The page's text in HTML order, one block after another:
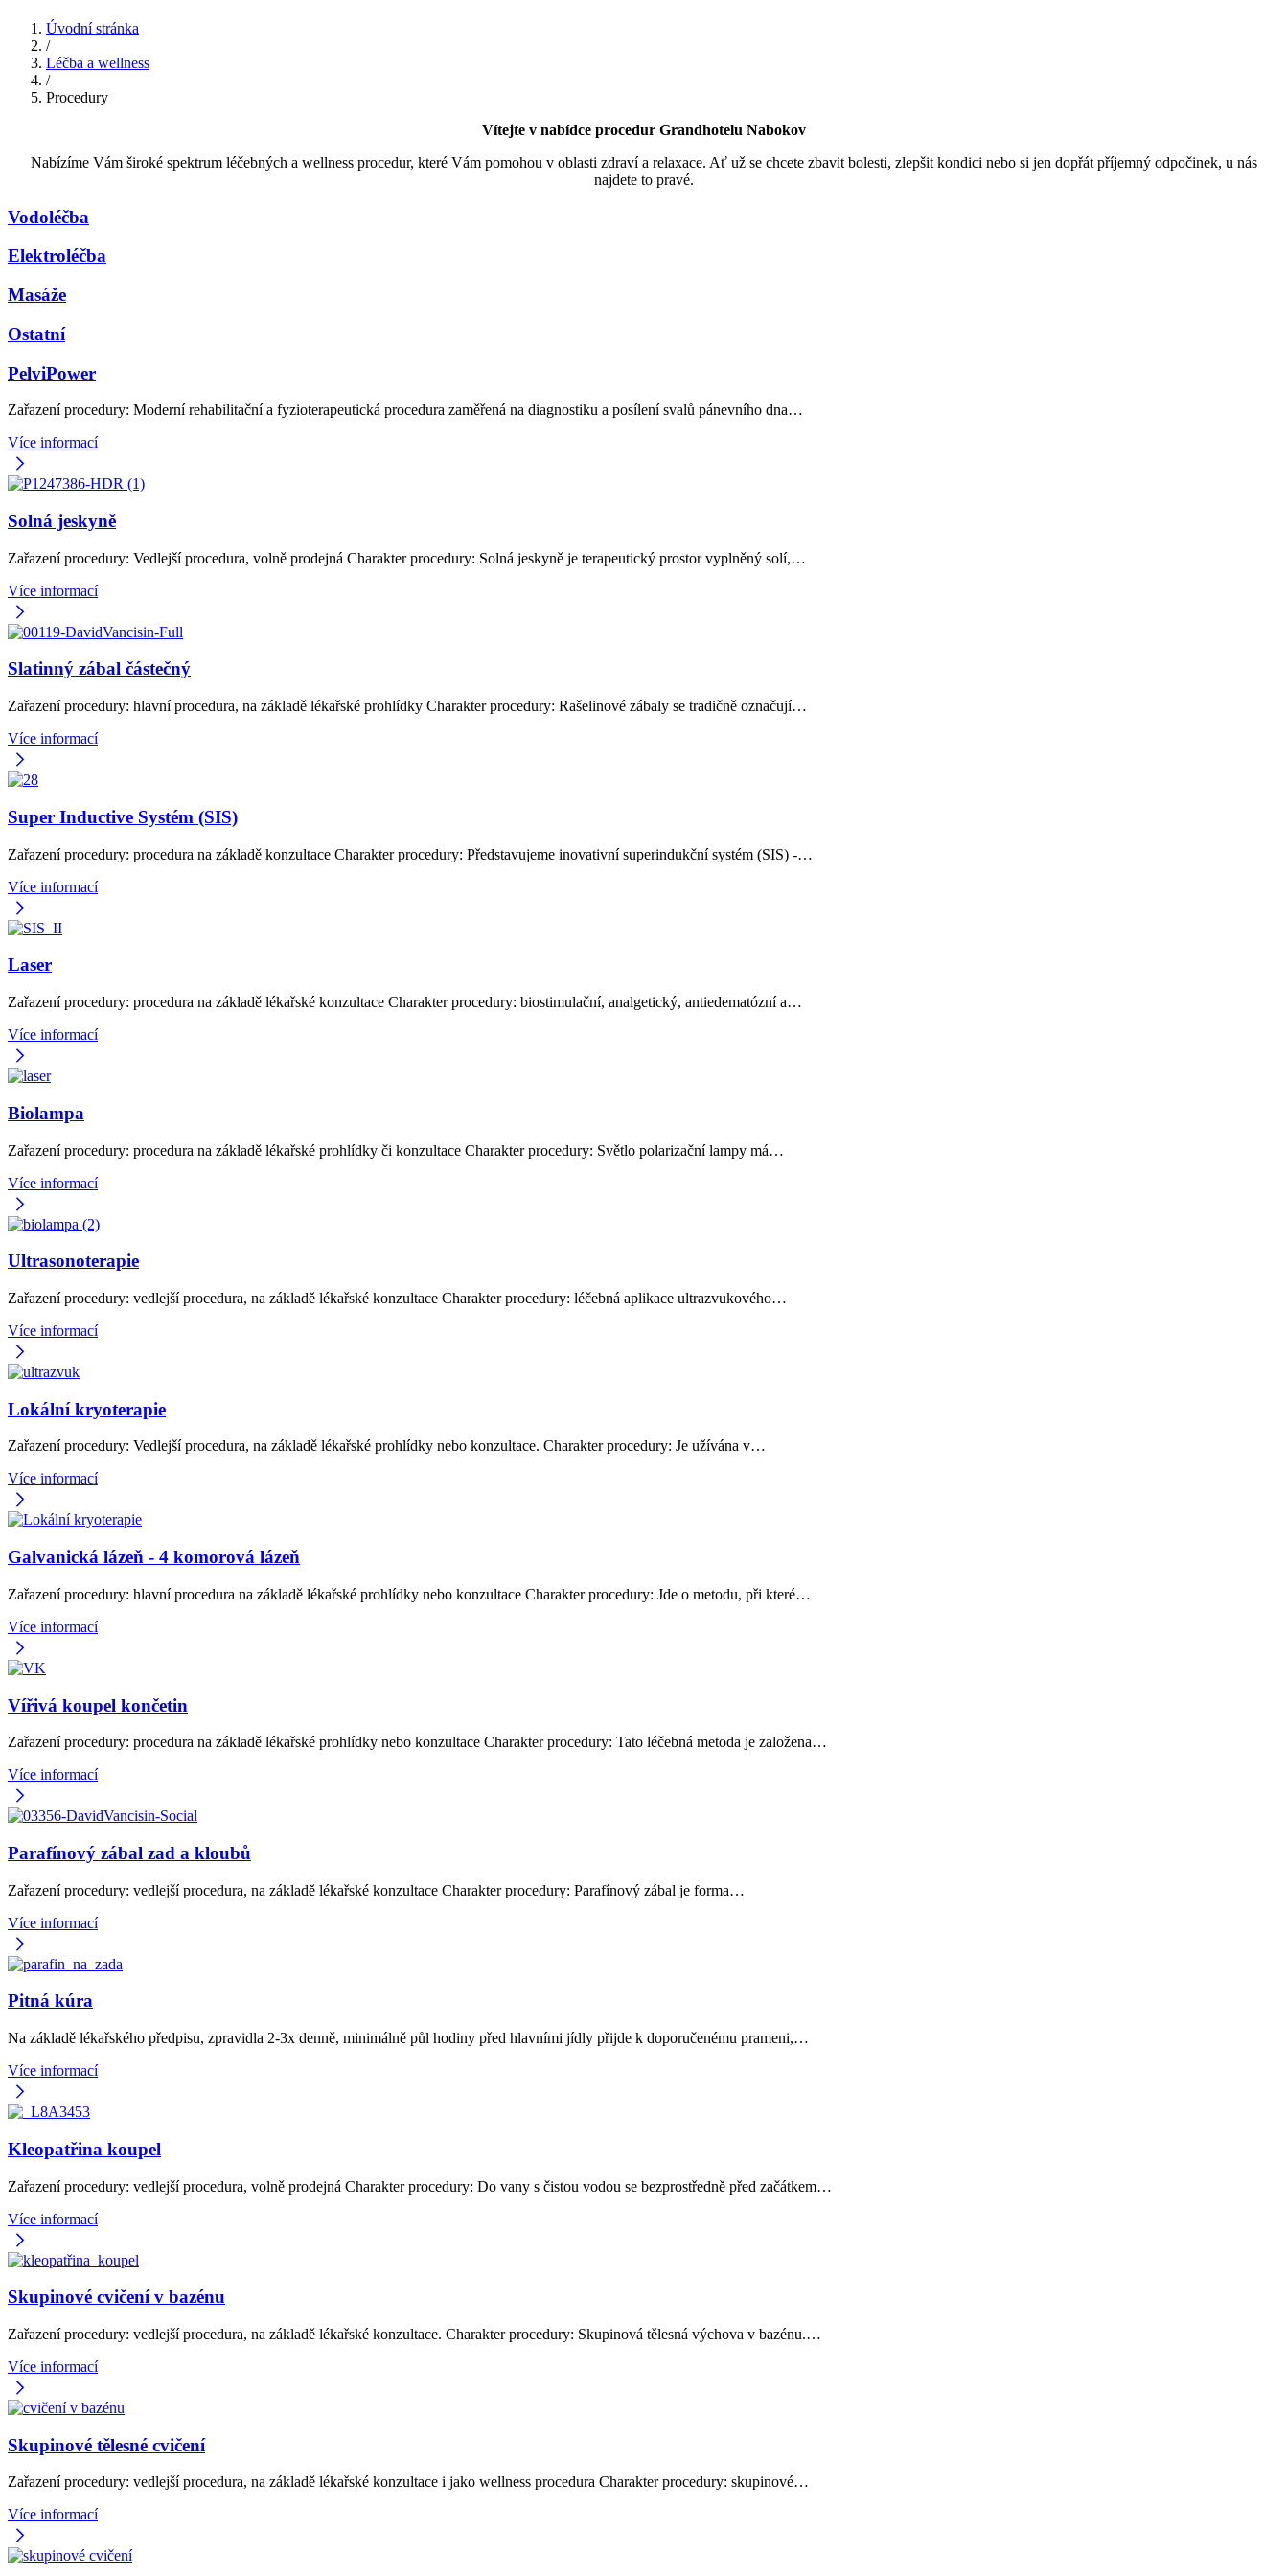
Úvodní stránka
/
Léčba a wellness
/
Procedury
Vítejte v nabídce procedur Grandhotelu Nabokov
Nabízíme Vám široké spektrum léčebných a wellness procedur, které Vám pomohou v oblasti zdraví a relaxace. Ať už se chcete zbavit bolesti, zlepšit kondici nebo si jen dopřát příjemný odpočinek, u nás
najdete to pravé.
Vodoléčba
Elektroléčba
Masáže
Ostatní
PelviPower
Zařazení procedury: Moderní rehabilitační a fyzioterapeutická procedura zaměřená na diagnostiku a posílení svalů pánevního dna…
Více informací
Solná jeskyně
Zařazení procedury: Vedlejší procedura, volně prodejná Charakter procedury: Solná jeskyně je terapeutický prostor vyplněný solí,…
Více informací
Slatinný zábal částečný
Zařazení procedury: hlavní procedura, na základě lékařské prohlídky Charakter procedury: Rašelinové zábaly se tradičně označují…
Více informací
Super Inductive Systém (SIS)
Zařazení procedury: procedura na základě konzultace Charakter procedury: Představujeme inovativní superindukční systém (SIS) -…
Více informací
Laser
Zařazení procedury: procedura na základě lékařské konzultace Charakter procedury: biostimulační, analgetický, antiedematózní a…
Více informací
Biolampa
Zařazení procedury: procedura na základě lékařské prohlídky či konzultace Charakter procedury: Světlo polarizační lampy má…
Více informací
Ultrasonoterapie
Zařazení procedury: vedlejší procedura, na základě lékařské konzultace Charakter procedury: léčebná aplikace ultrazvukového…
Více informací
Lokální kryoterapie
Zařazení procedury: Vedlejší procedura, na základě lékařské prohlídky nebo konzultace. Charakter procedury: Je užívána v…
Více informací
Galvanická lázeň - 4 komorová lázeň
Zařazení procedury: hlavní procedura na základě lékařské prohlídky nebo konzultace Charakter procedury: Jde o metodu, při které…
Více informací
Vířivá koupel končetin
Zařazení procedury: procedura na základě lékařské prohlídky nebo konzultace Charakter procedury: Tato léčebná metoda je založena…
Více informací
Parafínový zábal zad a kloubů
Zařazení procedury: vedlejší procedura, na základě lékařské konzultace Charakter procedury: Parafínový zábal je forma…
Více informací
Pitná kúra
Na základě lékařského předpisu, zpravidla 2-3x denně, minimálně půl hodiny před hlavními jídly přijde k doporučenému prameni,…
Více informací
Kleopatřina koupel
Zařazení procedury: vedlejší procedura, volně prodejná Charakter procedury: Do vany s čistou vodou se bezprostředně před začátkem…
Více informací
Skupinové cvičení v bazénu
Zařazení procedury: vedlejší procedura, na základě lékařské konzultace. Charakter procedury: Skupinová tělesná výchova v bazénu.…
Více informací
Skupinové tělesné cvičení
Zařazení procedury: vedlejší procedura, na základě lékařské konzultace i jako wellness procedura Charakter procedury: skupinové…
Více informací